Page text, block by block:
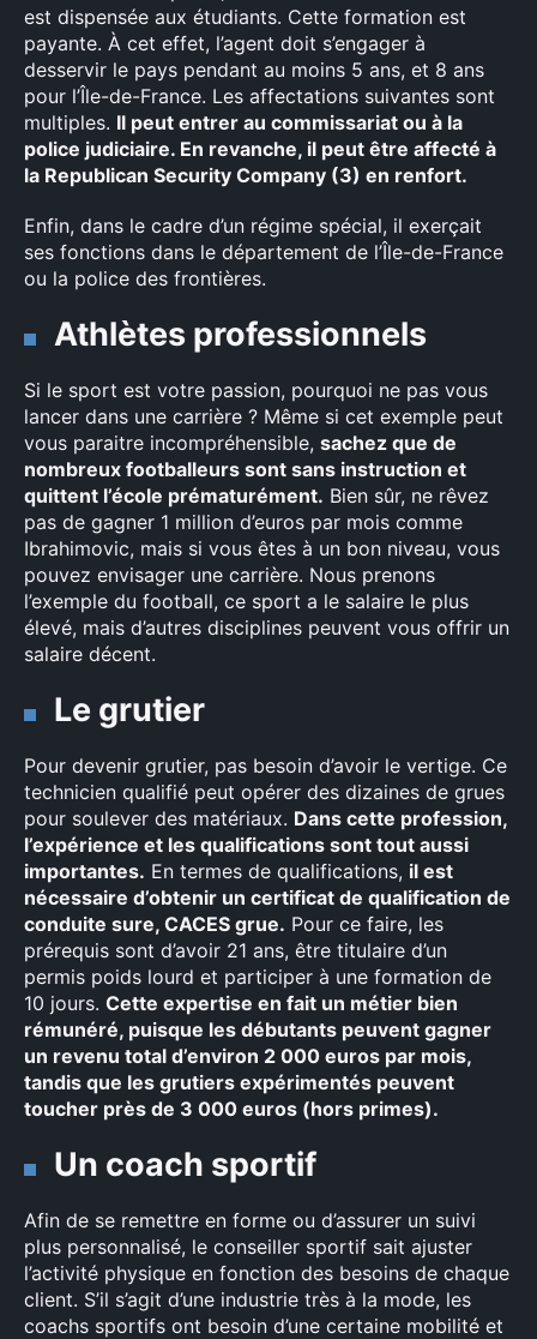
est dispensée aux étudiants. Cette formation est
payante. À cet effet, l’agent doit s’engager à
desservir le pays pendant au moins 5 ans, et 8 ans
pour l’Île-de-France. Les affectations suivantes sont
multiples. Il peut entrer au commissariat ou à la
police judiciaire. En revanche, il peut être affecté à
la Republican Security Company (3) en renfort.
Enfin, dans le cadre d’un régime spécial, il exerçait
ses fonctions dans le département de l’Île-de-France
ou la police des frontières.
Athlètes professionnels
Si le sport est votre passion, pourquoi ne pas vous
lancer dans une carrière ? Même si cet exemple peut
vous paraitre incompréhensible, sachez que de
nombreux footballeurs sont sans instruction et
quittent l’école prématurément. Bien sûr, ne rêvez
pas de gagner 1 million d’euros par mois comme
Ibrahimovic, mais si vous êtes à un bon niveau, vous
pouvez envisager une carrière. Nous prenons
l’exemple du football, ce sport a le salaire le plus
élevé, mais d’autres disciplines peuvent vous offrir un
salaire décent.
Le grutier
Pour devenir grutier, pas besoin d’avoir le vertige. Ce
technicien qualifié peut opérer des dizaines de grues
pour soulever des matériaux. Dans cette profession,
l’expérience et les qualifications sont tout aussi
importantes. En termes de qualifications, il est
nécessaire d’obtenir un certificat de qualification de
conduite sure, CACES grue. Pour ce faire, les
prérequis sont d’avoir 21 ans, être titulaire d’un
permis poids lourd et participer à une formation de
10 jours. Cette expertise en fait un métier bien
rémunéré, puisque les débutants peuvent gagner
un revenu total d’environ 2 000 euros par mois,
tandis que les grutiers expérimentés peuvent
toucher près de 3 000 euros (hors primes).
Un coach sportif
Afin de se remettre en forme ou d’assurer un suivi
plus personnalisé, le conseiller sportif sait ajuster
l’activité physique en fonction des besoins de chaque
client. S’il s’agit d’une industrie très à la mode, les
coachs sportifs ont besoin d’une certaine mobilité et